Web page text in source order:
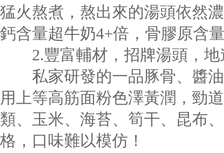
猛火熬煮，熬出來的湯頭依然
鈣含量超牛奶4+倍，骨膠原含
2.豐富輔材，招牌湯頭，地
私家研發的一品豚骨、醬油
用上等高筋面粉色澤黃潤，勁
類、玉米、海苔、筍干、昆布
格，口味難以模仿！